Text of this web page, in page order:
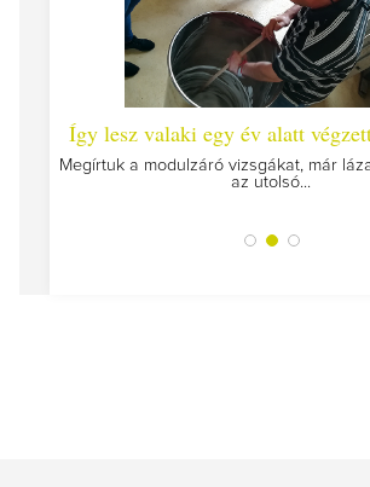
Így lesz valaki egy év alatt
Megírtuk a modulzáró vizsgákat, már
az utolsó...